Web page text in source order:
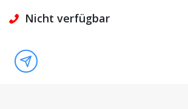
Nicht verfügbar